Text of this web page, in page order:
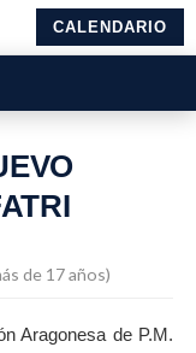
CALENDARIO
de 17 años)
Aragonesa de P.M.